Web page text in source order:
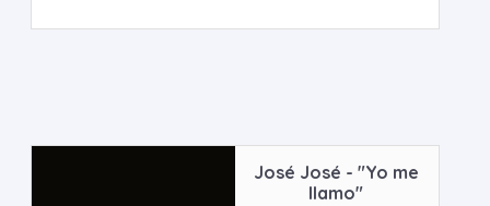
José José - "Yo me
llamo"